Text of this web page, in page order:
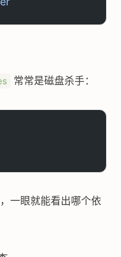
常常是磁盘杀手：
一眼就能看出哪个依